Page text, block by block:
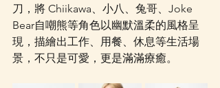
刀，將 Chiikawa、小八、兔哥、Joke
Bear自嘲熊等角色以幽默溫柔的風格呈
現，描繪出工作、用餐、休息等生活場
景，不只是可愛，更是滿滿療癒。